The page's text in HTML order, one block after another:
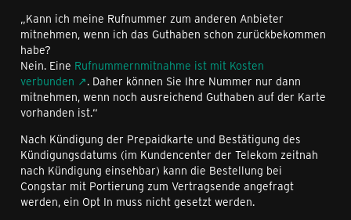
„Kann ich meine Rufnummer zum anderen Anbieter
mitnehmen, wenn ich das Guthaben schon zurückbekommen
habe?
Nein. Eine Rufnummernmitnahme ist mit Kosten
verbunden
. Daher können Sie Ihre Nummer nur dann
mitnehmen, wenn noch ausreichend Guthaben auf der Karte
vorhanden ist.“
Nach Kündigung der Prepaidkarte und Bestätigung des
Kündigungsdatums (im Kundencenter der Telekom zeitnah
nach Kündigung einsehbar) kann die Bestellung bei
Congstar mit Portierung zum Vertragsende angefragt
werden, ein Opt In muss nicht gesetzt werden.